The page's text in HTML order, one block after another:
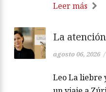
Leer más
La
agosto 06, 2026 /
Leo La liebre